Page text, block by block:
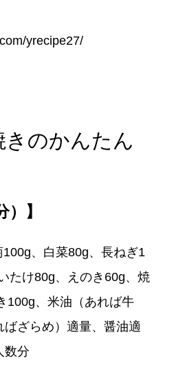
yrecipe27/
きのかんたん
）】
、白菜80g、長ねぎ1
たけ80g、えのき60g、焼
100g、米油（あれば牛
ざらめ）適量、醤油適
数分